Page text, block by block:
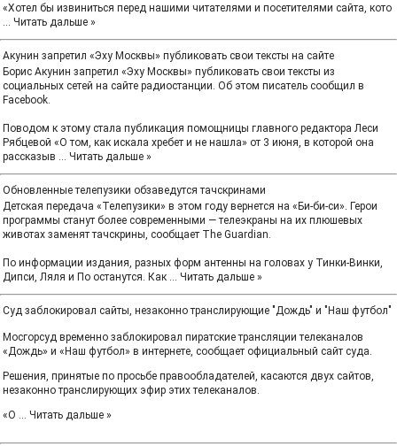
«Хотел бы извиниться перед нашими читателями и посетителями сайта, кото
... Читать дальше »
Акунин запретил «Эху Москвы» публиковать свои тексты на сайте
Борис Акунин запретил «Эху Москвы» публиковать свои тексты из
социальных сетей на сайте радиостанции. Об этом писатель сообщил в
Facebook.
Поводом к этому стала публикация помощницы главного редактора Леси
Рябцевой «О том, как искала хребет и не нашла» от 3 июня, в которой она
рассказыв ... Читать дальше »
Обновленные телепузики обзаведутся тачскринами
Детская передача «Телепузики» в этом году вернется на «Би-би-си». Герои
программы станут более современными — телеэкраны на их плюшевых
животах заменят тачскрины, сообщает The Guardian.
По информации издания, разных форм антенны на головах у Тинки-Винки,
Дипси, Ляля и По останутся. Как ... Читать дальше »
Суд заблокировал сайты, незаконно транслирующие "Дождь" и "Наш футбол"
Мосгорсуд временно заблокировал пиратские трансляции телеканалов
«Дождь» и «Наш футбол» в интернете, сообщает официальный сайт суда.
Решения, принятые по просьбе правообладателей, касаются двух сайтов,
незаконно транслирующих эфир этих телеканалов.
«О ... Читать дальше »